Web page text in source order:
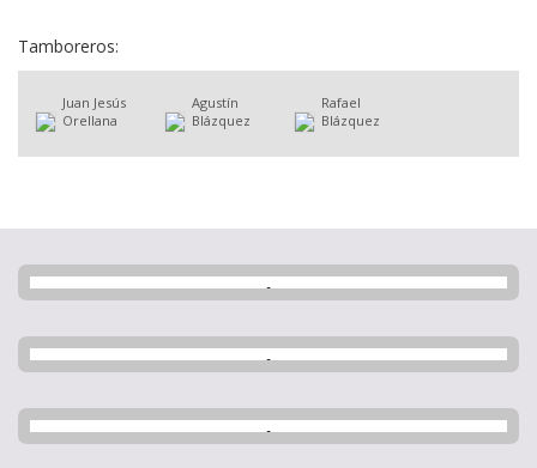
Tamboreros:
Juan Jesús
Orellana
Agustín
Blázquez
Rafael
Blázquez